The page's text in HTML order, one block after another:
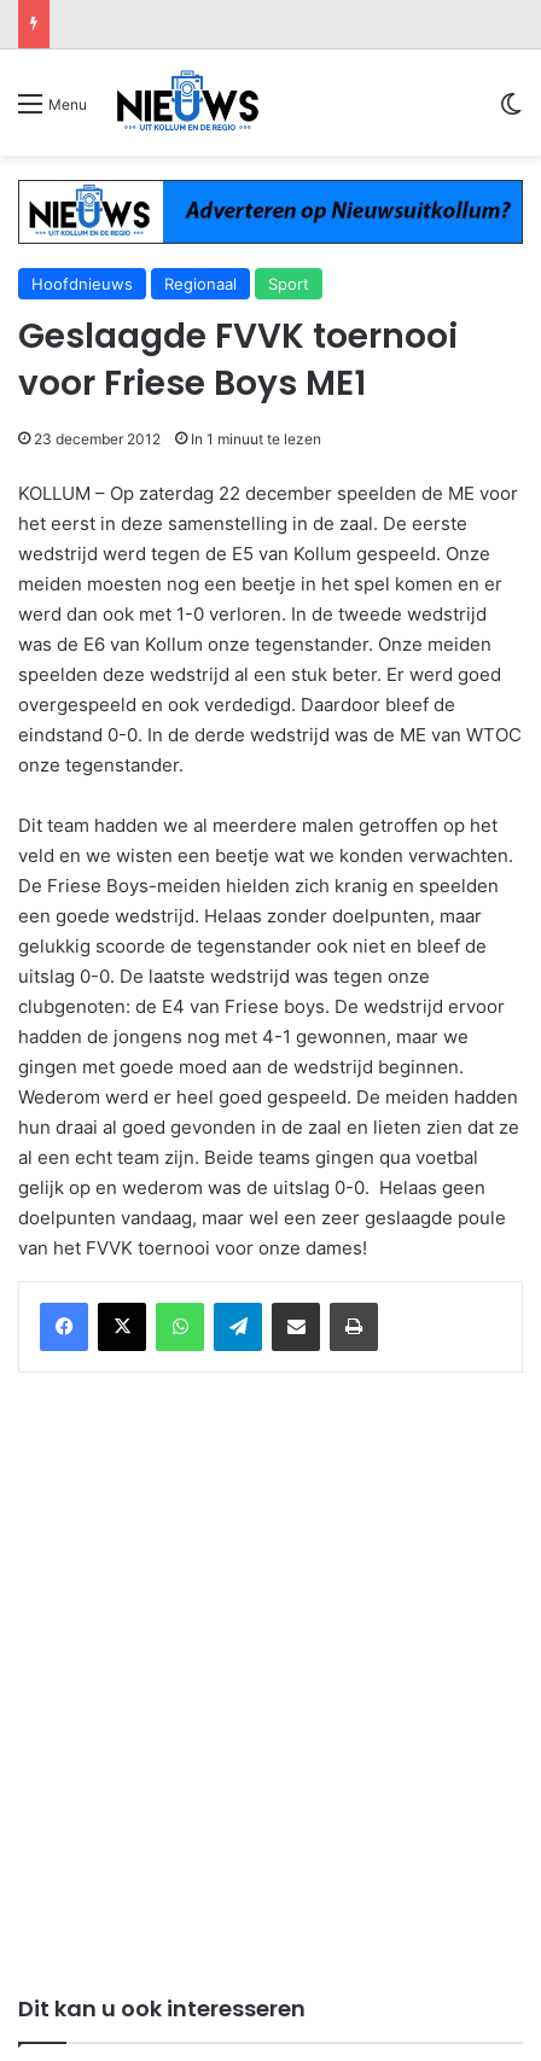
Menu
Hoofdnieuws Regionaal Sport
Geslaagde FVVK toernooi
voor Friese Boys ME1
23 december 2012 In 1 minuut te lezen
KOLLUM – Op zaterdag 22 december speelden de ME voor
het eerst in deze samenstelling in de zaal. De eerste
wedstrijd werd tegen de E5 van Kollum gespeeld. Onze
meiden moesten nog een beetje in het spel komen en er
werd dan ook met 1-0 verloren. In de tweede wedstrijd
was de E6 van Kollum onze tegenstander. Onze meiden
speelden deze wedstrijd al een stuk beter. Er werd goed
overgespeeld en ook verdedigd. Daardoor bleef de
eindstand 0-0. In de derde wedstrijd was de ME van WTOC
onze tegenstander.
Dit team hadden we al meerdere malen getroffen op het
veld en we wisten een beetje wat we konden verwachten.
De Friese Boys-meiden hielden zich kranig en speelden
een goede wedstrijd. Helaas zonder doelpunten, maar
gelukkig scoorde de tegenstander ook niet en bleef de
uitslag 0-0. De laatste wedstrijd was tegen onze
clubgenoten: de E4 van Friese boys. De wedstrijd ervoor
hadden de jongens nog met 4-1 gewonnen, maar we
gingen met goede moed aan de wedstrijd beginnen.
Wederom werd er heel goed gespeeld. De meiden hadden
hun draai al goed gevonden in de zaal en lieten zien dat ze
al een echt team zijn. Beide teams gingen qua voetbal
gelijk op en wederom was de uitslag 0-0. Helaas geen
doelpunten vandaag, maar wel een zeer geslaagde poule
van het FVVK toernooi voor onze dames!
WhatsAppTelegramDelen via Email Print
Dit kan u ook interesseren